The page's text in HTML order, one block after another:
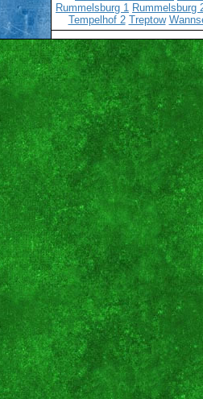
Rummelsburg 1 Rummelsburg
Tempelhof 2 Treptow